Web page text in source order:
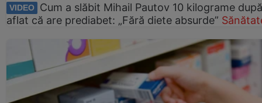
VIDEO
Cum a slăbit Mihail Pautov 10 kilograme
aflat că are prediabet: „Fără diete absurde”